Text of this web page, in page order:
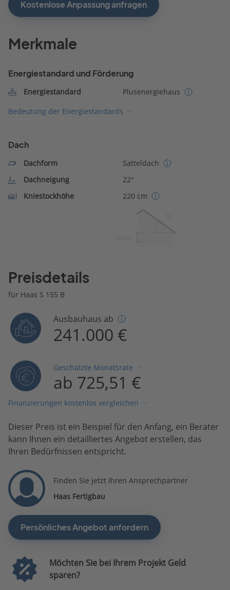
Kostenlose Anpassung anfragen
Merkmale
Energiestandard und Förderung
Energiestandard
Plusenergiehaus
Bedeutung der Energiestandards
Dach
Dachform
Satteldach
Dachneigung
22°
Kniestockhöhe
220 cm
Preisdetails
für Haas S 155 B
Ausbauhaus ab
241.000 €
Geschätzte Monatsrate
ab 725,51 €
Finanzierungen kostenlos vergleichen
Dieser Preis ist ein Beispiel für den Anfang, ein Berater
kann Ihnen ein detailliertes Angebot erstellen, das
Ihren Bedürfnissen entspricht.
Finden Sie jetzt Ihren Ansprechpartner
Haas Fertigbau
Persönliches Angebot anfordern
Möchten Sie bei Ihrem Projekt Geld
sparen?